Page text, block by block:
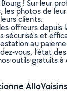
! Sur leur
les photos de
clients.
offreurs depuis
sécurisés et
au
vous, l’état
outils gratuits